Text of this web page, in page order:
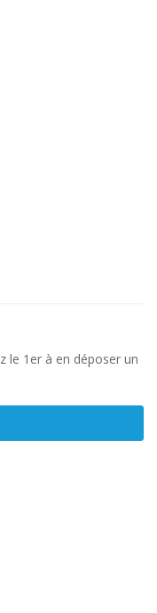
le 1er à en déposer un